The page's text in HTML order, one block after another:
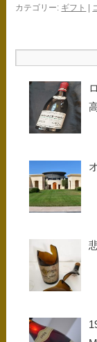
カテゴリー: ギフト